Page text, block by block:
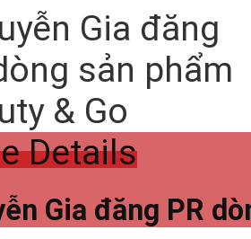
Details
Gia đăng PR